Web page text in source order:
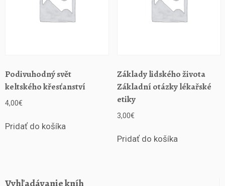
Podivuhodný svět
keltského křesťanství
4,00€
Pridať do košíka
Základy lidského života
Základní otázky lékařské
etiky
3,00€
Pridať do košíka
Vyhľadávanie kníh